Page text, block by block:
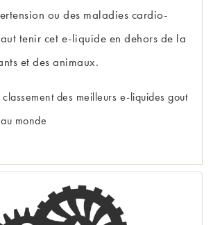
ou des maladies cardio-
tenir cet e-liquide en dehors de la
et des animaux.
classement des meilleurs e-liquides gout
monde